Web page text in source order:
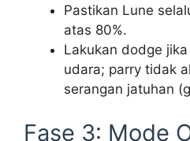
Pastikan Lune
atas 80%.
Lakukan dodge
udara; parry tidak
serangan jatuhan
Fase 3: Mode